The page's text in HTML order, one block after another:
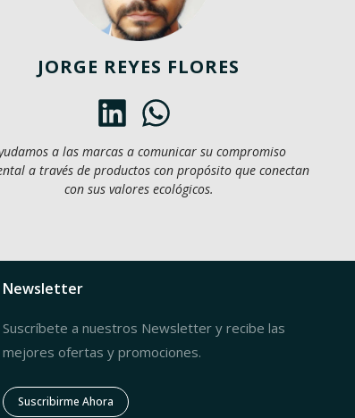
JORGE REYES FLORES
a las marcas a comunicar su compromiso
a través de productos con propósito que conectan
con sus valores ecológicos.
Newsletter
Suscríbete a nuestros Newsletter y recibe las
mejores ofertas y promociones.
Suscribirme Ahora